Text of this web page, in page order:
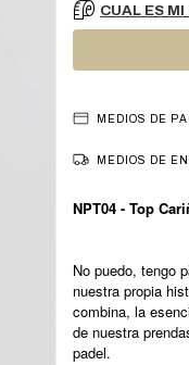
CUAL ES
MEDIOS DE
MEDIOS DE
NPT04 - Top
No puedo, tengo
nuestra propia
combina, la
de nuestra
padel.